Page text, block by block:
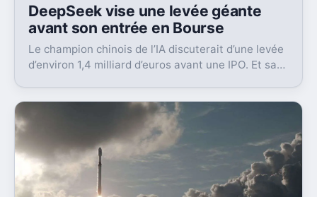
DeepSeek vise une levée géante
avant son entrée en Bourse
Le champion chinois de l’IA discuterait d’une levée
d’environ 1,4 milliard d’euros avant une IPO. Et sa